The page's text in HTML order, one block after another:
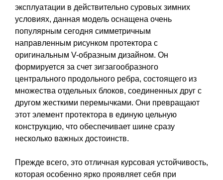
эксплуатации в действительно суровых зимних
условиях, данная модель оснащена очень
популярным сегодня симметричным
направленным рисунком протектора с
оригинальным V-образным дизайном. Он
формируется за счет зигзагообразного
центрального продольного ребра, состоящего из
множества отдельных блоков, соединенных друг с
другом жесткими перемычками. Они превращают
этот элемент протектора в единую цельную
конструкцию, что обеспечивает шине сразу
несколько важных достоинств.
Прежде всего, это отличная курсовая устойчивость,
которая особенно ярко проявляет себя при